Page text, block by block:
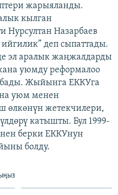
жарыяланды.
кылган
Нурсултан Назарбаев
деп сыпаттады.
эл аралык жаңжалдарды
уюмду реформалоо
Жыйынга ЕККУга
уюм менен
өлкөнүн жетекчилери,
катышты. Бул 1999-
берки ЕККУнун
болду.